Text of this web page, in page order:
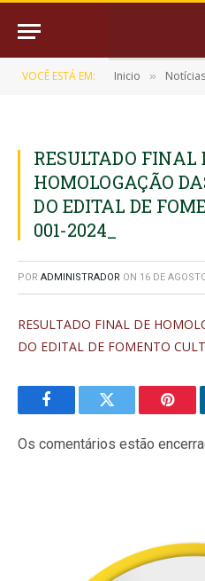
VOCÊ ESTÁ EM: Inicio » Notícias
RESULTADO FINAL
HOMOLOGAÇÃO
DO EDITAL DE
001-2024_
POR ADMINISTRADOR ON 16 DE
RESULTADO FINAL DE
DO EDITAL DE FOMENTO
FacebookTwitter
Os comentários estão